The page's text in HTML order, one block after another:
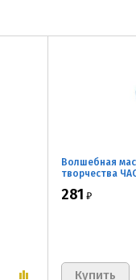
Волшебная
творчества
281 ₽